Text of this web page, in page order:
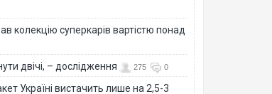
колекцію суперкарів вартістю понад
двічі, – дослідження 275 0
Україні вистачить лише на 2,5-3